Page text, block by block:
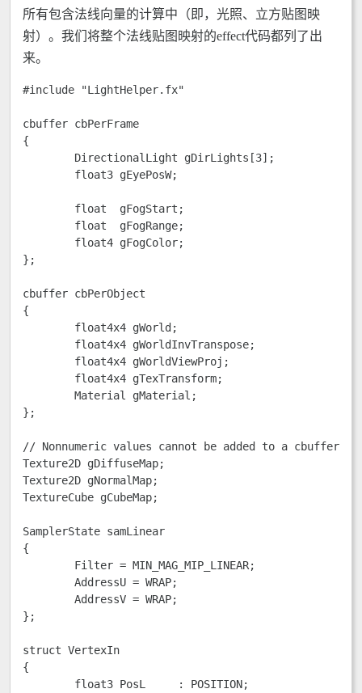
所有包含法线向量的计算中（即，光照、立方贴图映
射）。我们将整个法线贴图映射的effect代码都列了出
来。
#include "LightHelper.fx"
cbuffer cbPerFrame
{
};
cbuffer cbPerObject
{
};
// Nonnumeric values cannot be added to a cbuffer.
Texture2D gDiffuseMap;
Texture2D gNormalMap;
TextureCube gCubeMap;
SamplerState samLinear
{
};
struct VertexIn
{